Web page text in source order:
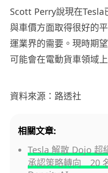
Scott Perry說現在Tesla
與車價方面取得很好的
運業界的需要。現時期
可能會在電動貨車領域
資料來源：路透社
相關文章:
Tesla 解散 Dojo
承認策略轉向 20